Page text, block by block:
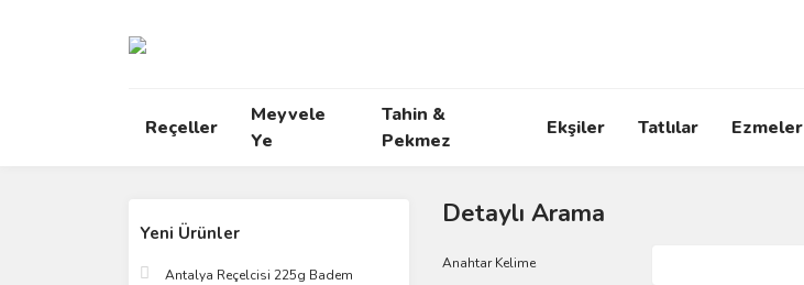
Reçeller
Meyvele
Ye
Tahin &
Pekmez
Ekşiler Tatlılar Ezmeler
Yeni Ürünler
Antalya Reçelcisi 225g Badem
Detaylı Arama
Anahtar Kelime